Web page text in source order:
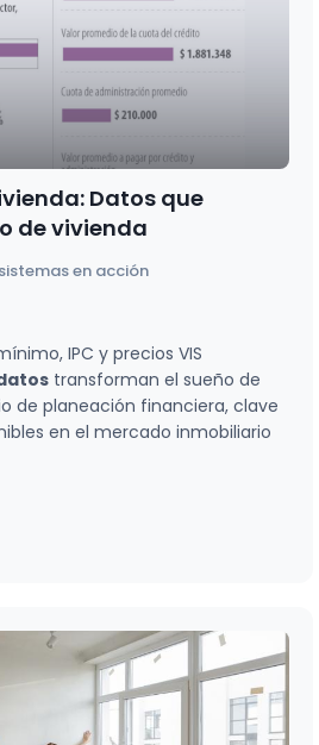
Datos que
de vivienda
en acción
IPC y precios VIS
transforman el sueño de
de planeación financiera, clave
en el mercado inmobiliario